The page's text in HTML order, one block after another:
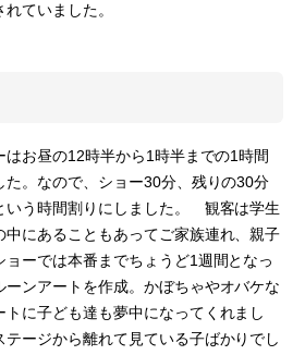
ていました。
お昼の12時半から1時半までの1時間
。なので、ショー30分、残りの30分
いう時間割りにしました。 観客は学生
中にあることもあってご家族連れ、親子
ーでは本番までちょうど1週間となっ
ンアートを作成。かぼちゃやオバケな
トに子ども達も夢中になってくれまし
ージから離れて見ている子ばかりでし